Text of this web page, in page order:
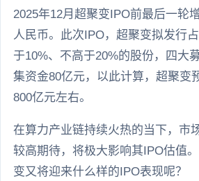
2025年12月超聚变IPO前最后一轮
人民币。此次IPO，超聚变拟发行
于10%、不高于20%的股份，四大
集资金80亿元，以此计算，超聚变
800亿元左右。
在算力产业链持续火热的当下，市
较高期待，将极大影响其IPO估值
变又将迎来什么样的IPO表现呢？